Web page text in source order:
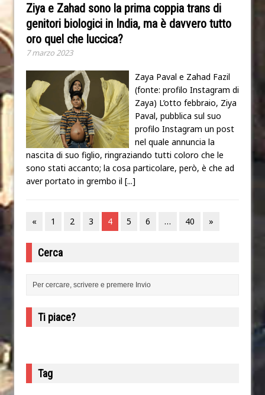
Ziya e Zahad sono la prima coppia trans di
genitori biologici in India, ma è davvero tutto
oro quel che luccica?
7 marzo 2023
Zaya Paval e Zahad Fazil
(fonte: profilo Instagram di
Zaya) L’otto febbraio, Ziya
Paval, pubblica sul suo
profilo Instagram un post
nel quale annuncia la
nascita di suo figlio, ringraziando tutti coloro che le
sono stati accanto; la cosa particolare, però, è che ad
aver portato in grembo il [...]
« 1 2 3 4 5 6 … 40 »
Cerca
Ti piace?
Tag